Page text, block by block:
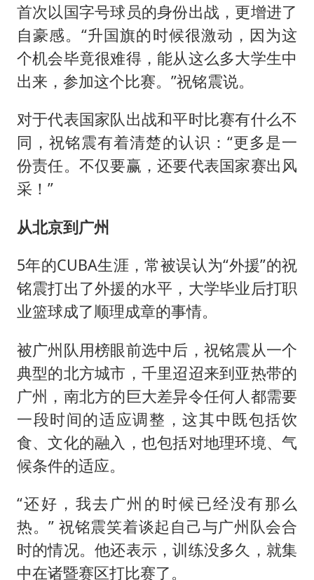
首次以国字号球员的身份出战，更增进了
自豪感。“升国旗的时候很激动，因为这
个机会毕竟很难得，能从这么多大学生中
出来，参加这个比赛。”祝铭震说。
对于代表国家队出战和平时比赛有什么不
同，祝铭震有着清楚的认识：“更多是一
份责任。不仅要赢，还要代表国家赛出风
采！”
从北京到广州
5年的CUBA生涯，常被误认为“外援”的祝
铭震打出了外援的水平，大学毕业后打职
业篮球成了顺理成章的事情。
被广州队用榜眼前选中后，祝铭震从一个
典型的北方城市，千里迢迢来到亚热带的
广州，南北方的巨大差异令任何人都需要
一段时间的适应调整，这其中既包括饮
食、文化的融入，也包括对地理环境、气
候条件的适应。
“还好，我去广州的时候已经没有那么
热。” 祝铭震笑着谈起自己与广州队会合
时的情况。他还表示，训练没多久，就集
中在诸暨赛区打比赛了。